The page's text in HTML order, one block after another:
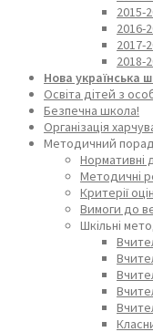
2015-
2016-
2017-
2018-
Нова українська
Освіта дітей з
Безпечна школа!
Організація
Методичний
Нормативні
Методичні
Критерії
Вимоги до
Шкільні